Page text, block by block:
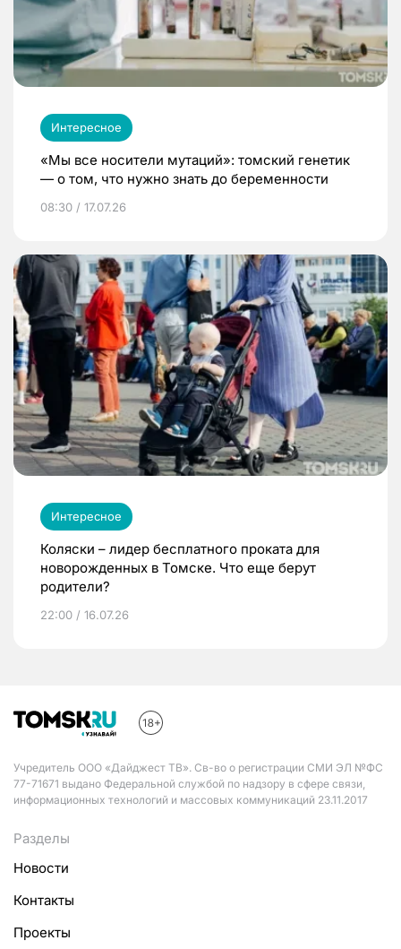
Интересное
«Мы все носители мутаций»: томский генетик
— о том, что нужно знать до беременности
08:30 / 17.07.26
Интересное
Коляски – лидер бесплатного проката для
новорожденных в Томске. Что еще берут
родители?
22:00 / 16.07.26
Учредитель ООО «Дайджест ТВ». Св-во о регистрации СМИ ЭЛ №ФС
77-71671 выдано Федеральной службой по надзору в сфере связи,
информационных технологий и массовых коммуникаций 23.11.2017
Разделы
Новости
Контакты
Проекты